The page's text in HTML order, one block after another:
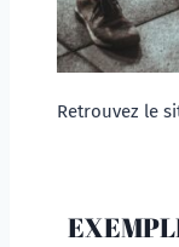
Retrouvez le